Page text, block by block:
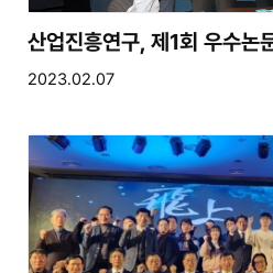
산업진흥연구, 제1회 우수논
2023.02.07